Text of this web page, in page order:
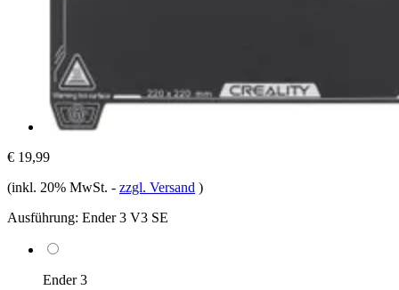
€ 19,99
(inkl. 20% MwSt. - zzgl. Versand )
Ausführung: Ender 3 V3 SE
Ender 3